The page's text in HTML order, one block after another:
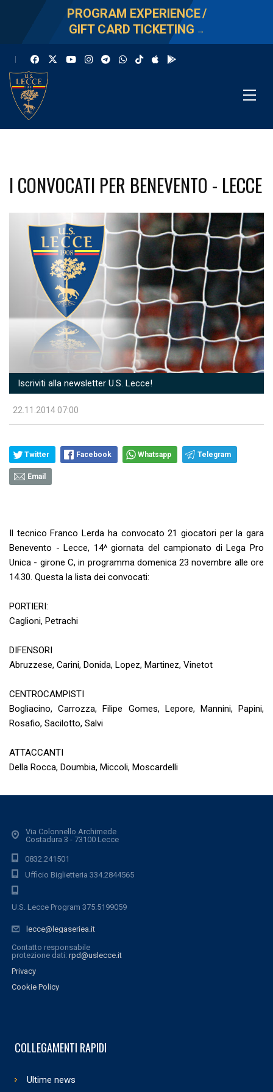
PROGRAM EXPERIENCE/
GIFT CARD TICKETING →
I CONVOCATI PER BENEVENTO - LECCE
Iscriviti alla newsletter U.S. Lecce!
22.11.2014 07:00
Twitter Facebook Whatsapp Telegram
Email
Il tecnico Franco Lerda ha convocato 21 giocatori per la gara
Benevento - Lecce, 14^ giornata del campionato di Lega Pro
Unica - girone C, in programma domenica 23 novembre alle ore
14.30. Questa la lista dei convocati:
PORTIERI:
Caglioni, Petrachi
DIFENSORI
Abruzzese, Carini, Donida, Lopez, Martinez, Vinetot
CENTROCAMPISTI
Bogliacino, Carrozza, Filipe Gomes, Lepore, Mannini, Papini,
Rosafio, Sacilotto, Salvi
ATTACCANTI
Della Rocca, Doumbia, Miccoli, Moscardelli
Via Colonnello Archimede
Costadura 3 - 73100 Lecce
0832.241501
Ufficio Biglietteria 334.2844565
U.S. Lecce Program 375.5199059
lecce@legaseriea.it
Contatto responsabile
protezione dati: rpd@uslecce.it
Privacy
Cookie Policy
COLLEGAMENTI RAPIDI
Ultime news